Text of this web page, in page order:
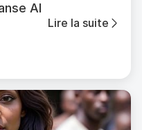
AI
Lire la suite